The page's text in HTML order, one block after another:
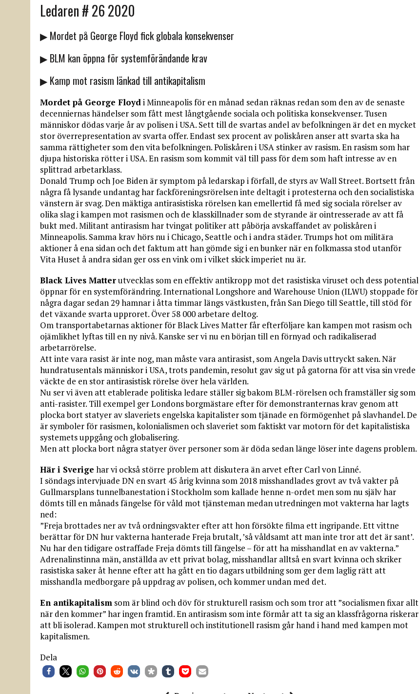
Ledaren # 26 2020
▶ Mordet på George Floyd fick globala konsekvenser
▶ BLM kan öppna för systemförändande krav
▶ Kamp mot rasism länkad till antikapitalism
Mordet på George Floydi Minneapolis för en månad sedan räknas redan som den av de senaste
decenniernas händelser som fått mest långtgående sociala och politiska konsekvenser. Tusen
människor dödas varje år av polisen i USA. Sett till de svartas andel av befolkningen är det en mycket
stor överrepresentation av svarta offer. Endast sex procent av poliskåren anser att svarta ska ha
samma rättigheter som den vita befolkningen. Poliskåren i USA stinker av rasism. En rasism som har
djupa historiska rötter i USA. En rasism som kommit väl till pass för dem som haft intresse av en
splittrad arbetarklass.
Donald Trump och Joe Biden är symptom på ledarskap i förfall, de styrs av Wall Street. Bortsett från
några få lysande undantag har fackföreningsrörelsen inte deltagit i protesterna och den socialistiska
vänstern är svag. Den mäktiga antirasistiska rörelsen kan emellertid få med sig sociala rörelser av
olika slag i kampen mot rasismen och de klasskillnader som de styrande är ointresserade av att få
bukt med. Militant antirasism har tvingat politiker att påbörja avskaffandet av poliskåren i
Minneapolis. Samma krav hörs nu i Chicago, Seattle och i andra städer. Trumps hot om militära
aktioner å ena sidan och det faktum att han gömde sig i en bunker när en folkmassa stod utanför
Vita Huset å andra sidan ger oss en vink om i vilket skick imperiet nu är.
Black Lives Matterutvecklas som en effektiv antikropp mot det rasistiska viruset och dess potential
öppnar för en systemförändring. International Longshore and Warehouse Union (ILWU) stoppade för
några dagar sedan 29 hamnar i åtta timmar längs västkusten, från San Diego till Seattle, till stöd för
det växande svarta upproret. Över 58 000 arbetare deltog.
Om transportabetarnas aktioner för Black Lives Matter får efterföljare kan kampen mot rasism och
ojämlikhet lyftas till en ny nivå. Kanske ser vi nu en början till en förnyad och radikaliserad
arbetarrörelse.
Att inte vara rasist är inte nog, man måste vara antirasist, som Angela Davis uttryckt saken. När
hundratusentals människor i USA, trots pandemin, resolut gav sig ut på gatorna för att visa sin vrede
väckte de en stor antirasistisk rörelse över hela världen.
Nu ser vi även att etablerade politiska ledare ställer sig bakom BLM-rörelsen och framställer sig som
anti-rasister. Till exempel ger Londons borgmästare efter för demonstranternas krav genom att
plocka bort statyer av slaveriets engelska kapitalister som tjänade en förmögenhet på slavhandel. De
är symboler för rasismen, kolonialismen och slaveriet som faktiskt var motorn för det kapitalistiska
systemets uppgång och globalisering.
Men att plocka bort några statyer över personer som är döda sedan länge löser inte dagens problem.
Här i Sverige har vi också större problem att diskutera än arvet efter Carl von Linné.
I söndags intervjuade DN en svart 45 årig kvinna som 2018 misshandlades grovt av två vakter på
Gullmarsplans tunnelbanestation i Stockholm som kallade henne n-ordet men som nu själv har
dömts till en månads fängelse för våld mot tjänsteman medan utredningen mot vakterna har lagts
ned:
”Freja brottades ner av två ordningsvakter efter att hon försökte filma ett ingripande. Ett vittne
berättar för DN hur vakterna hanterade Freja brutalt, ’så våldsamt att man inte tror att det är sant’.
Nu har den tidigare ostraffade Freja dömts till fängelse – för att ha misshandlat en av vakterna.”
Adrenalinstinna män, anställda av ett privat bolag, misshandlar alltså en svart kvinna och skriker
rasistiska saker åt henne efter att ha gått en tio dagars utbildning som ger dem laglig rätt att
misshandla medborgare på uppdrag av polisen, och kommer undan med det.
En antikapitalism som är blind och döv för strukturell rasism och som tror att ”socialismen fixar allt
när den kommer” har ingen framtid. En antirasism som inte förmår att ta sig an klassfrågorna riskerar
att bli isolerad. Kampen mot strukturell och institutionell rasism går hand i hand med kampen mot
kapitalismen.
Dela